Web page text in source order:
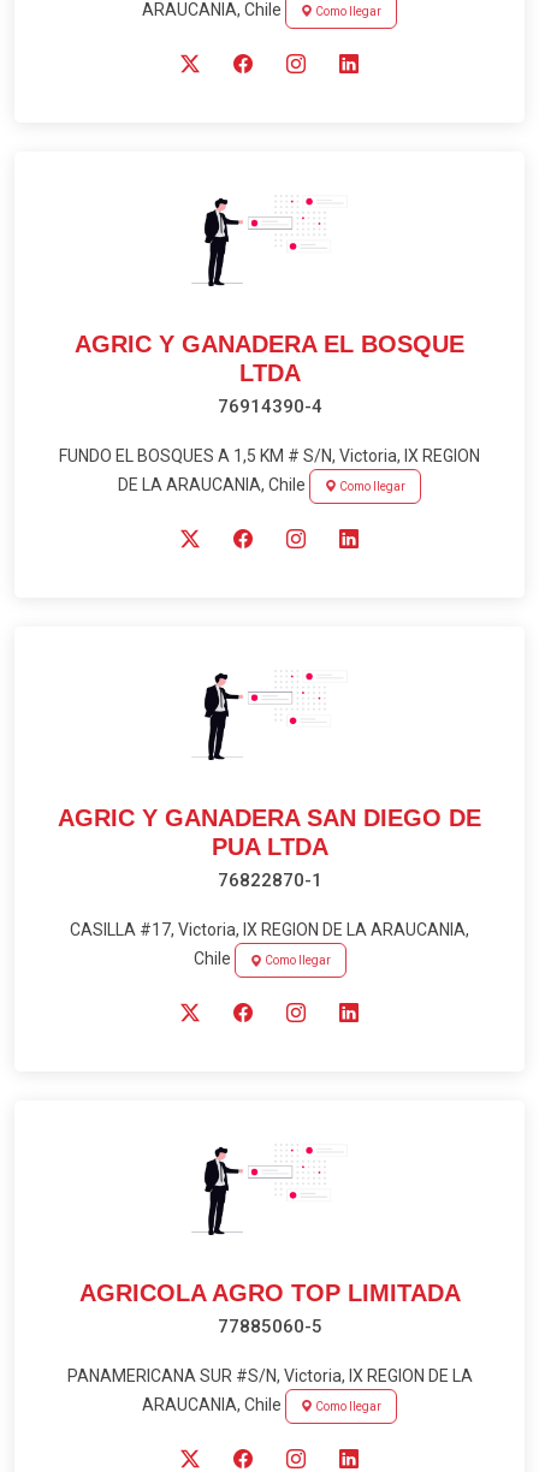
ARAUCANIA, Chile Como llegar
AGRIC Y GANADERA EL BOSQUE
LTDA
76914390-4
FUNDO EL BOSQUES A 1,5 KM # S/N, Victoria, IX REGION
DE LA ARAUCANIA, Chile
Como llegar
AGRIC Y GANADERA SAN DIEGO DE
PUA LTDA
76822870-1
CASILLA #17, Victoria, IX REGION DE LA ARAUCANIA,
Chile
Como llegar
AGRICOLA AGRO TOP LIMITADA
77885060-5
PANAMERICANA SUR #S/N, Victoria, IX REGION DE LA
ARAUCANIA, Chile
Como llegar